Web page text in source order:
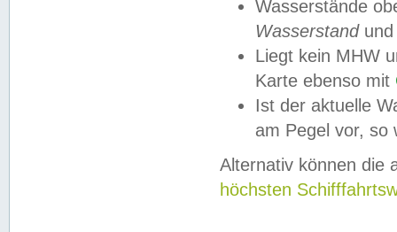
Wasserstände
Wasserstandund
Liegt kein MHW
Karte ebenso mit
Ist der aktuelle
am Pegel vor,
Alternativ können die
höchsten